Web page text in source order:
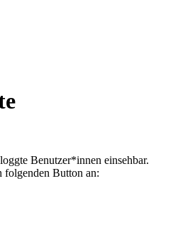
Benutzer*innen einsehbar.
folgenden Button an: